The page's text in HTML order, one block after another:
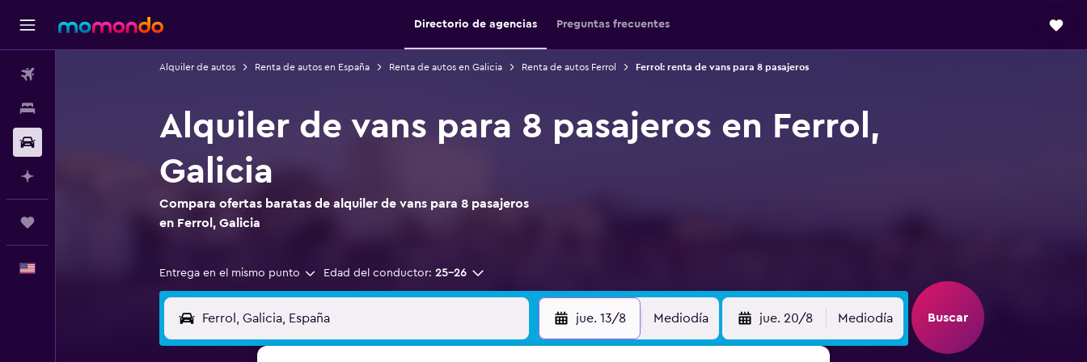
Directorio de agencias Preguntas frecuentes
Alquiler de autos Renta de autos en España Renta de autos en Galicia Renta de autos Ferrol Ferrol: renta de vans para 8 pasajeros
Alquiler de vans para 8 pasajeros en Ferrol,
Galicia
Compara ofertas baratas de alquiler de vans para 8 pasajeros
en Ferrol, Galicia
Entrega en el mismo punto Edad del conductor: 25-26
jue. 13/8 Mediodía jue. 20/8 Mediodía Buscar